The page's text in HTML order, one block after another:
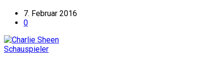
7. Februar 2016
0
Schauspieler